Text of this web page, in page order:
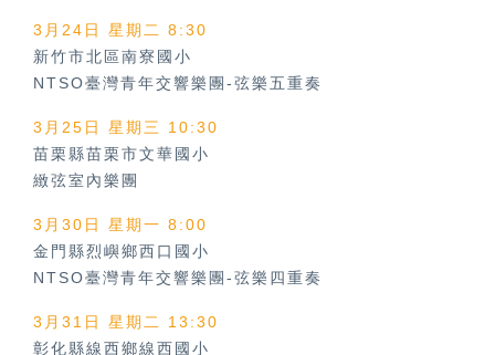
3月24日 星期二 8:30
新竹市北區南寮國小
NTSO臺灣青年交響樂團-弦樂五重奏
3月25日 星期三 10:30
苗栗縣苗栗市文華國小
緻弦室內樂團
3月30日 星期一 8:00
金門縣烈嶼鄉西口國小
NTSO臺灣青年交響樂團-弦樂四重奏
3月31日 星期二 13:30
彰化縣線西鄉線西國小